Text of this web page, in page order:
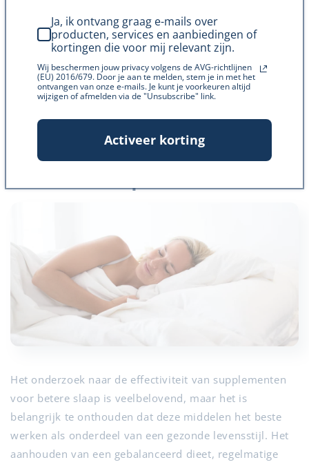
zorgen dat je op een veilige en effectieve manier
gebruik maakt van deze hulpmiddelen om je slaap te
Een gezonde levensstijl in
combinatie met supplementen voor
Het onderzoek naar de effectiviteit van supplementen
voor betere slaap is veelbelovend, maar het is
belangrijk te onthouden dat deze middelen het beste
werken als onderdeel van een gezonde levensstijl. Het
aanhouden van een gebalanceerd dieet, regelmatige
Ja, ik ontvang graag e-mails over
producten, services en aanbiedingen of
kortingen die voor mij relevant zijn.
Wij beschermen jouw privacy volgens de AVG-richtlijnen
(EU) 2016/679. Door je aan te melden, stem je in met het
ontvangen van onze e-mails. Je kunt je voorkeuren altijd
wijzigen of afmelden via de "Unsubscribe" link.
Activeer korting